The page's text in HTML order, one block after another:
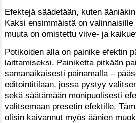
Efektejä säädetään, kuten
Kaksi ensimmäistä on
muuta on omistettu viive- ja
Potikoiden alla on painike efektin
laittamiseksi. Painiketta pitkään
samanaikaisesti painamalla –
editointitilaan, jossa pystyy
sekä säätämään monipuolisesti
valitsemaan presetin efektille.
olisin kaivannut myös äänien